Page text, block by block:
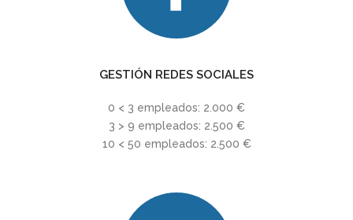
GESTIÓN REDES SOCIALES
0 < 3 empleados: 2.000 €
3 > 9 empleados: 2.500 €
10 < 50 empleados: 2.500 €